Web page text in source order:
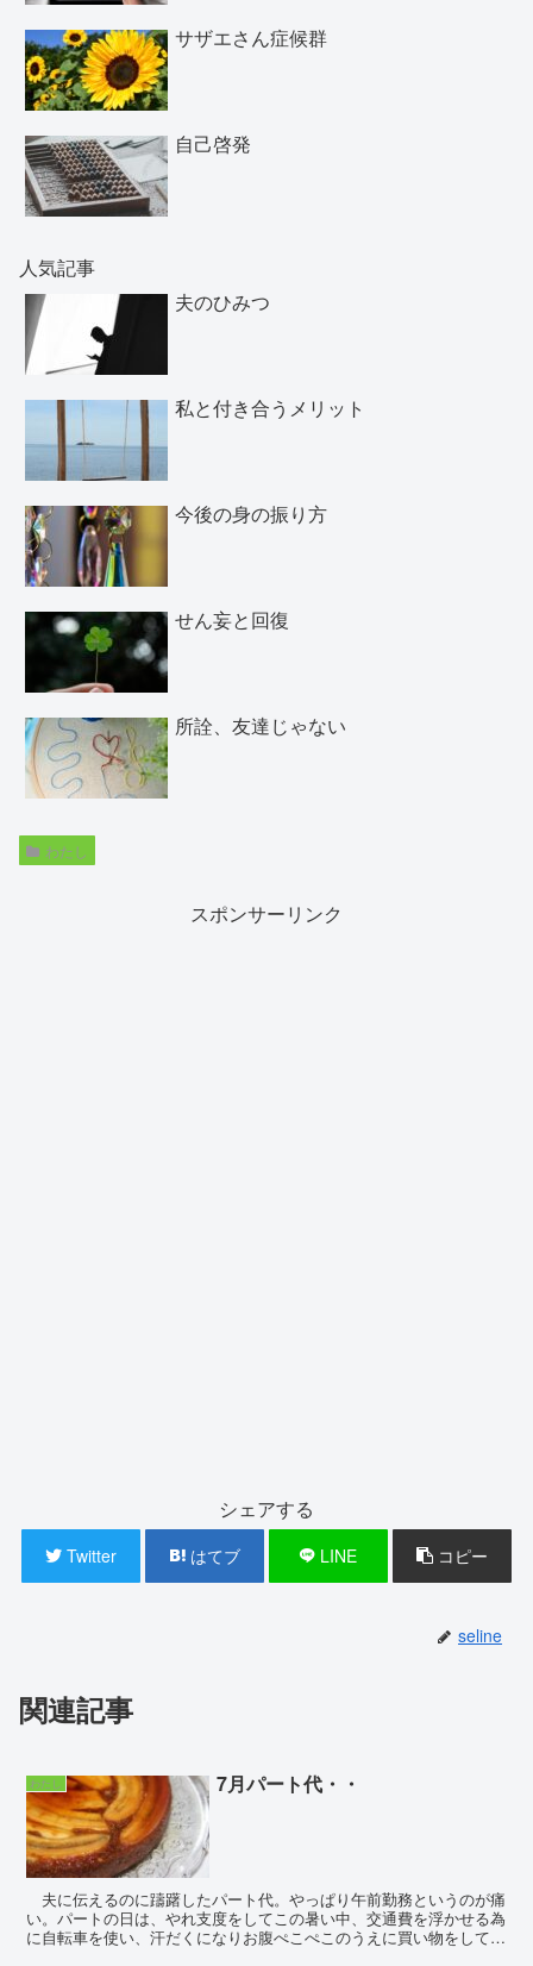
サザエさん症候群
自己啓発
人気記事
夫のひみつ
私と付き合うメリット
今後の身の振り方
せん妄と回復
所詮、友達じゃない
わたし
スポンサーリンク
シェアする
Twitter はてブ LINE コピー
seline
関連記事
わたし 7月パート代・・
夫に伝えるのに躊躇したパート代。やっぱり午前勤務というのが痛
い。パートの日は、やれ支度をしてこの暑い中、交通費を浮かせる為
に自転車を使い、汗だくになりお腹ぺこぺこのうえに買い物をして帰